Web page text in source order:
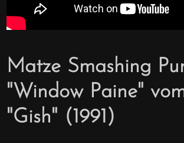
Matze Smashing
"Window Paine"
"Gish" (1991)